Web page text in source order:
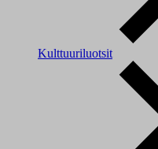
Kulttuuriluotsit